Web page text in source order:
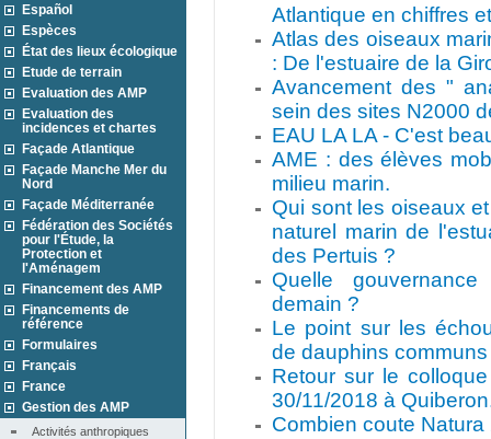
Español
Espèces
État des lieux écologique
Etude de terrain
Evaluation des AMP
Evaluation des
incidences et chartes
Façade Atlantique
Façade Manche Mer du
Nord
Façade Méditerranée
Fédération des Sociétés
pour l'Étude, la
Protection et
l'Aménagem
Financement des AMP
Financements de
référence
Formulaires
Français
France
Gestion des AMP
Activités anthropiques
Atlantique en chiffres
Atlas des oiseaux
: De l'estuaire de la
Avancement des "
sein des sites N2000
EAU LA LA - C'est
AME : des élèves
milieu marin.
Qui sont les oiseaux
naturel marin de
des Pertuis ?
Quelle
demain ?
Le point sur les
de dauphins
Retour sur le
30/11/2018 à
Combien coute Natura